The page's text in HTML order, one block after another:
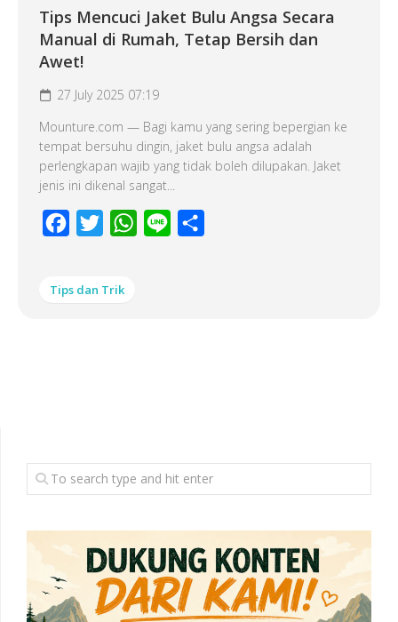
Tips Mencuci Jaket Bulu Angsa Secara
Manual di Rumah, Tetap Bersih dan
Awet!
27 July 2025 07:19
Mounture.com — Bagi kamu yang sering bepergian ke
tempat bersuhu dingin, jaket bulu angsa adalah
perlengkapan wajib yang tidak boleh dilupakan. Jaket
jenis ini dikenal sangat...
Facebook
Twitter WhatsApp
Line
Tips dan Trik